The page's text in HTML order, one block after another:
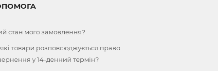
стан мого замовлення?
товари розповсюджується право
у 14-денний термін?